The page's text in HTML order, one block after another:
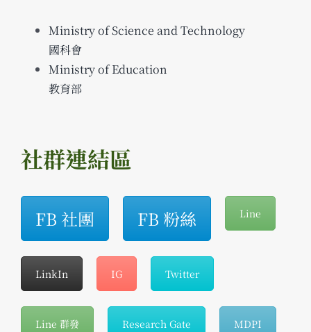
Ministry of Science and Technology
國科會
Ministry of Education
教育部
社群連結區
FB 社團 FB 粉絲 Line
LinkIn IG Twitter
Line 群發 Research Gate MDPI